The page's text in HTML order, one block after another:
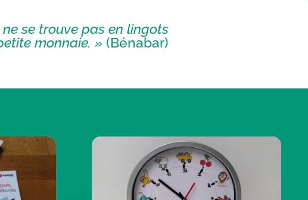
se trouve pas en lingots
monnaie. » (Bénabar)